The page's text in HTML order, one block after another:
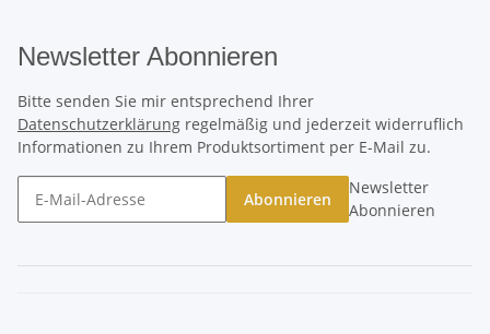
Newsletter Abonnieren
Bitte senden Sie mir entsprechend Ihrer
Datenschutzerklärung regelmäßig und jederzeit widerruflich
Informationen zu Ihrem Produktsortiment per E-Mail zu.
Abonnieren
Newsletter
Abonnieren